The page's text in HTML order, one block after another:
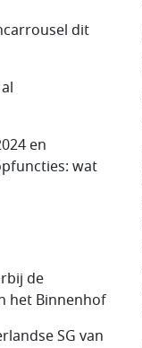
dit
en
wat
de
het Binnenhof
SG van